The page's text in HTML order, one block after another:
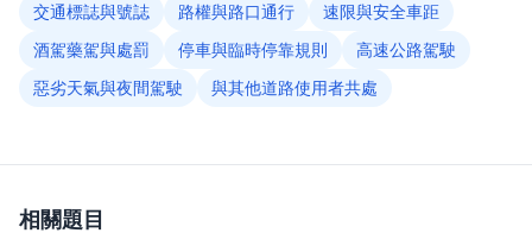
交通標誌與號誌 路權與路口通行
速限與安全車距
酒駕藥駕與處罰
停車與臨時停靠規則
高速公路駕駛
惡劣天氣與夜間駕駛
與其他道路使用者共處
相關題目